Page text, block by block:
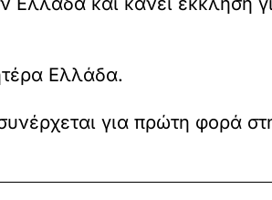
Ελλάδα.
για πρώτη φορά